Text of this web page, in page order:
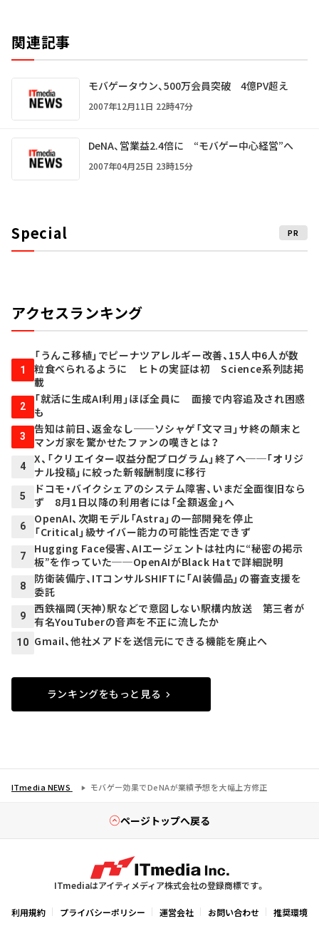
関連記事
モバゲータウン、500万会員突破 4億PV超え
2007年12月11日 22時47分
DeNA、営業益2.4倍に “モバゲー中心経営”へ
2007年04月25日 23時15分
Special PR
アクセスランキング
1
「うんこ移植」でピーナツアレルギー改善、15人中6人が数
粒食べられるように ヒトの実証は初 Science系列誌掲
載
2
「就活に生成AI利用」ほぼ全員に 面接で内容追及され困惑
も
3
告知は前日、返金なし──ソシャゲ「文マヨ」サ終の顛末と
マンガ家を驚かせたファンの嘆きとは？
4
X、「クリエイター収益分配プログラム」終了へ──「オリジ
ナル投稿」に絞った新報酬制度に移行
5
ドコモ・バイクシェアのシステム障害、いまだ全面復旧なら
ず 8月1日以降の利用者には「全額返金」へ
6
OpenAI、次期モデル「Astra」の一部開発を停止
「Critical」級サイバー能力の可能性否定できず
7
Hugging Face侵害、AIエージェントは社内に“秘密の掲示
板”を作っていた──OpenAIがBlack Hatで詳細説明
8
防衛装備庁、ITコンサルSHIFTに「AI装備品」の審査支援を
委託
9
西鉄福岡（天神）駅などで意図しない駅構内放送 第三者が
有名YouTuberの音声を不正に流したか
10 Gmail、他社メアドを送信元にできる機能を廃止へ
ランキングをもっと見る
ITmedia NEWS モバゲー効果でDeNAが業績予想を大幅上方修正
ページトップへ戻る
ITmediaはアイティメディア株式会社の登録商標です。
利用規約 プライバシーポリシー 運営会社 お問い合わせ 推奨環境